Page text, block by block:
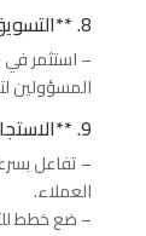
8. **التسويق الشخصي:**
– استثمر
المسؤولين
9. **الاستجابة السريعة للاتجاهات:**
– تفاعل
العملاء.
– ضع خطط